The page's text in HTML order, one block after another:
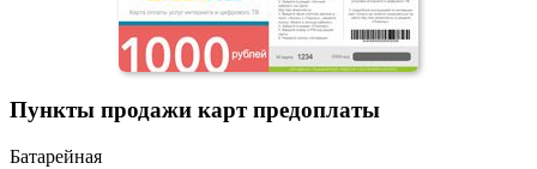
Пункты продажи карт предоплаты
Батарейная